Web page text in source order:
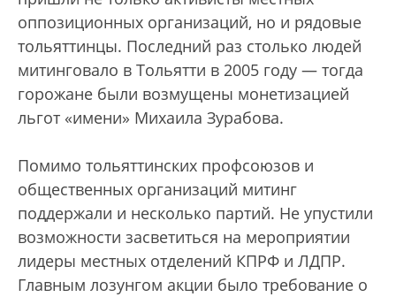
оппозиционных организаций, но и рядовые
толь­яттинцы. Последний раз столько людей
митинговало в Тольятти в 2005 году — тогда
горожане были возмущены монетизацией
льгот «имени» Михаила Зурабова.
Помимо тольяттинских проф­союзов и
общественных организаций митинг
поддержали и несколько партий. Не упустили
возможности засветиться на мероприятии
лидеры местных отделений КПРФ и ЛДПР.
Главным лозунгом акции было требование о